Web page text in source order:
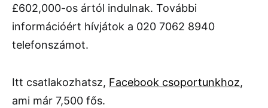
£602,000-os ártól indulnak. További
információért hívjátok a 020 7062 8940
telefonszámot.
Itt csatlakozhatsz, Facebook csoportunkhoz,
ami már 7,500 fős.